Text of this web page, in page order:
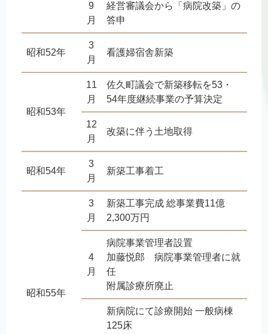
9
月
経営審議会から「病院改築」の
答申
昭和52年
3
月
看護婦宿舎新築
昭和53年
11
月
佐久町議会で新築移転を53・
54年度継続事業の予算決定
12
月
改築に伴う土地取得
昭和54年
3
月
新築工事着工
昭和55年
3
月
新築工事完成 総事業費11億
2,300万円
4
月
病院事業管理者設置
加藤悦郎 病院事業管理者に就
任
附属診療所廃止
新病院にて診療開始 一般病棟
125床